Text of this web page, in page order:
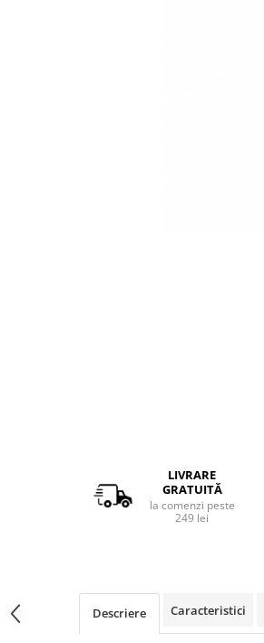
LIVRARE
GRATUITĂ
la comenzi peste
249 lei
Descriere Caracteristici